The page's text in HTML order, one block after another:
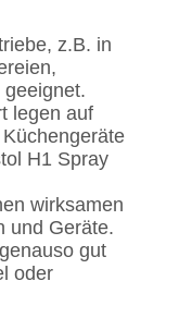
z.B. in
legen auf
H1 Spray
wirksamen
und Geräte.
gut
oder